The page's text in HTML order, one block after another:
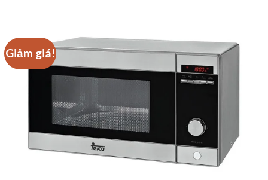
Giảm giá!